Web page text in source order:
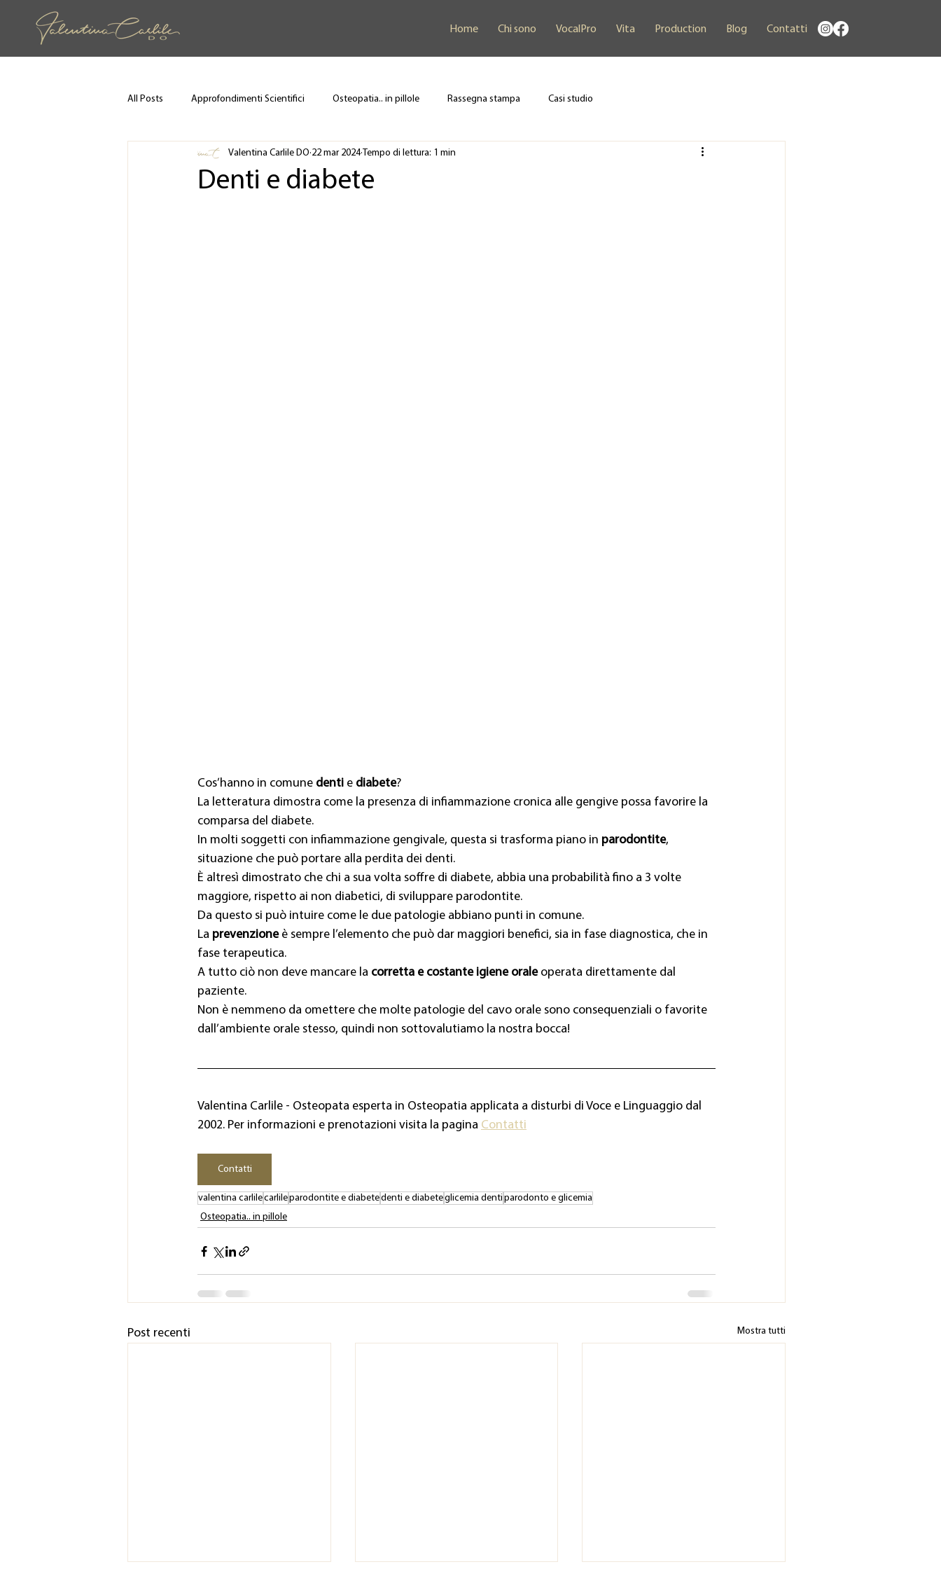
Home Chi sono VocalPro Vita Production Blog Contatti
All Posts Approfondimenti Scientifici Osteopatia.. in pillole Rassegna stampa Casi studio
Denti e diabete
Valentina Carlile DO 22 mar 2024 Tempo di lettura: 1 min
Cos’hanno in comune denti e diabete?
La letteratura dimostra come la presenza di infiammazione cronica alle gengive possa favorire la
comparsa del diabete.
In molti soggetti con infiammazione gengivale, questa si trasforma piano in parodontite,
situazione che può portare alla perdita dei denti.
È altresì dimostrato che chi a sua volta soffre di diabete, abbia una probabilità fino a 3 volte
maggiore, rispetto ai non diabetici, di sviluppare parodontite.
Da questo si può intuire come le due patologie abbiano punti in comune.
La prevenzione è sempre l’elemento che può dar maggiori benefici, sia in fase diagnostica, che in
fase terapeutica.
A tutto ciò non deve mancare la corretta e costante igiene orale operata direttamente dal
paziente.
Non è nemmeno da omettere che molte patologie del cavo orale sono consequenziali o favorite
dall’ambiente orale stesso, quindi non sottovalutiamo la nostra bocca!
Valentina Carlile - Osteopata esperta in Osteopatia applicata a disturbi di Voce e Linguaggio dal
2002. Per informazioni e prenotazioni visita la pagina Contatti
Contatti
valentina carlilecarlileparodontite e diabetedenti e diabeteglicemia denti parodonto e glicemia
Osteopatia.. in pillole
Post recenti Mostra tutti